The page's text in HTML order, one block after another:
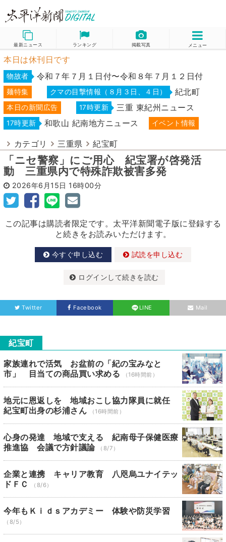
最新ニュース ランキング 掲載写真 メニュー
本日は休刊日です
物故者 令和７年７月１日付〜令和８年７月１２日付
麺特集 クマの目撃情報（８月３日、４日） 紀北町
本日の新聞広告 17時更新 三重 東紀州ニュース
17時更新 和歌山 紀南地方ニュース イベント情報
カテゴリ 三重県 紀宝町
「ニセ警察」にご用心 紀宝署が啓発活
動 三重県内で特殊詐欺被害多発
2026年6月15日 16時00分
この記事は購読者限定です。太平洋新聞電子版に登録する
と続きをお読みいただけます。
今すぐ申し込む 試読を申し込む
ログインして続きを読む
Twitter Facebook LINE Mail
紀宝町
家族連れで活気 お盆前の「紀の宝みなと
市」 目当ての商品買い求める
（16時間前）
地元に恩返しを 地域おこし協力隊員に就任
紀宝町出身の杉浦さん
（16時間前）
心身の発達 地域で支える 紀南母子保健医療
推進協 会議で方針議論
（8/7）
企業と連携 キャリア教育 八咫烏ユナイテッ
ドＦＣ
（8/6）
今年もＫｉｄｓアカデミー 体験や防災学習
（8/5）